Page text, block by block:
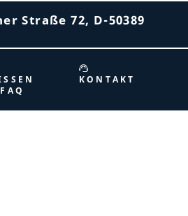
Straße 72, D-50389
KONTAKT